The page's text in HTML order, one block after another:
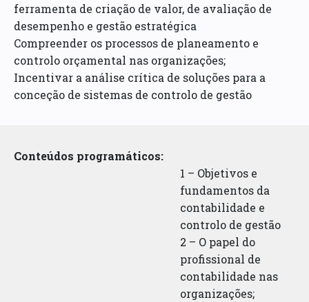
ferramenta de criação de valor, de avaliação de
desempenho e gestão estratégica
Compreender os processos de planeamento e
controlo orçamental nas organizações;
Incentivar a análise crítica de soluções para a
conceção de sistemas de controlo de gestão
Conteúdos programáticos:
1 – Objetivos e
fundamentos da
contabilidade e
controlo de gestão
2 – O papel do
profissional de
contabilidade nas
organizações;